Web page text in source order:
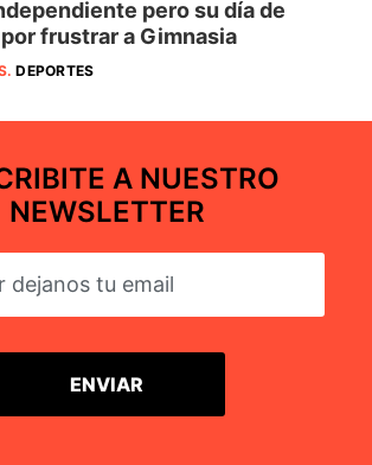
pero su día de
frustrar a Gimnasia
.DEPORTES
A NUESTRO
NEWSLETTER